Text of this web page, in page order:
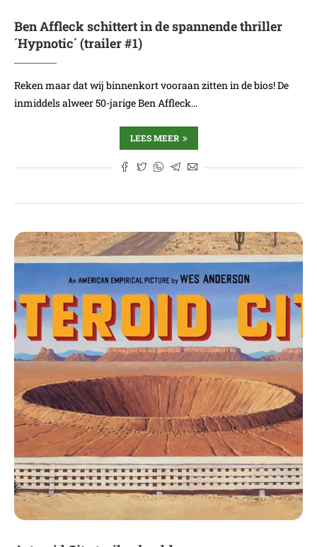
Ben Affleck schittert in de spannende thriller
´Hypnotic´ (trailer #1)
Reken maar dat wij binnenkort vooraan zitten in de bios! De
inmiddels alweer 50-jarige Ben Affleck…
LEES MEER